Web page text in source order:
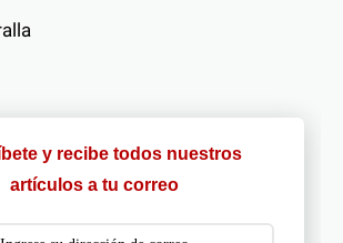
y recibe todos nuestros
artículos a tu correo